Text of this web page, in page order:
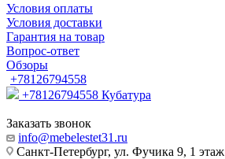
Условия оплаты
Условия доставки
Гарантия на товар
Вопрос-ответ
Обзоры
+78126794558
+78126794558 Кубатура
Заказать звонок
info@mebelestet31.ru
Санкт-Петербург, ул. Фучика 9, 1 этаж